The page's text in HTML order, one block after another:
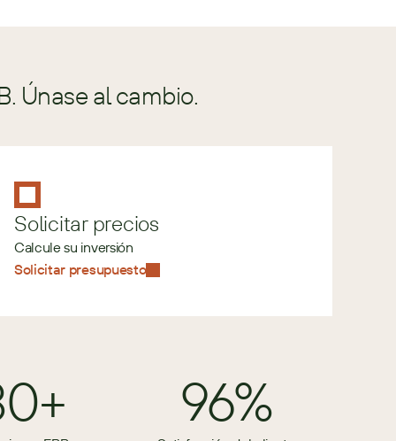
Únase al cambio.
Solicitar precios
Calcule su inversión
Solicitar presupuesto
96%